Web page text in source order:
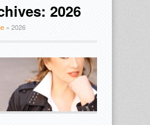
2026
» 2026